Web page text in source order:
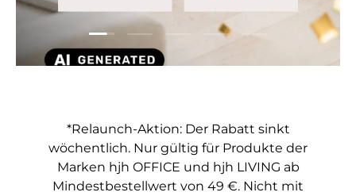
Folie laden 1 von 5
Folie laden 2 von 5
Folie laden 3 von 5
Folie laden 4 von 5
Folie laden 5
*Relaunch-Aktion: Der Rabatt sinkt
wöchentlich. Nur gültig für Produkte der
Marken hjh OFFICE und hjh LIVING ab
Mindestbestellwert von 49 €. Nicht mit